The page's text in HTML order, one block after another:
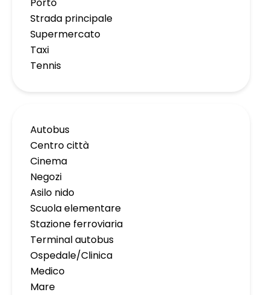
Porto
Strada principale
Supermercato
Taxi
Tennis
Autobus
Centro città
Cinema
Negozi
Asilo nido
Scuola elementare
Stazione ferroviaria
Terminal autobus
Ospedale/Clinica
Medico
Mare